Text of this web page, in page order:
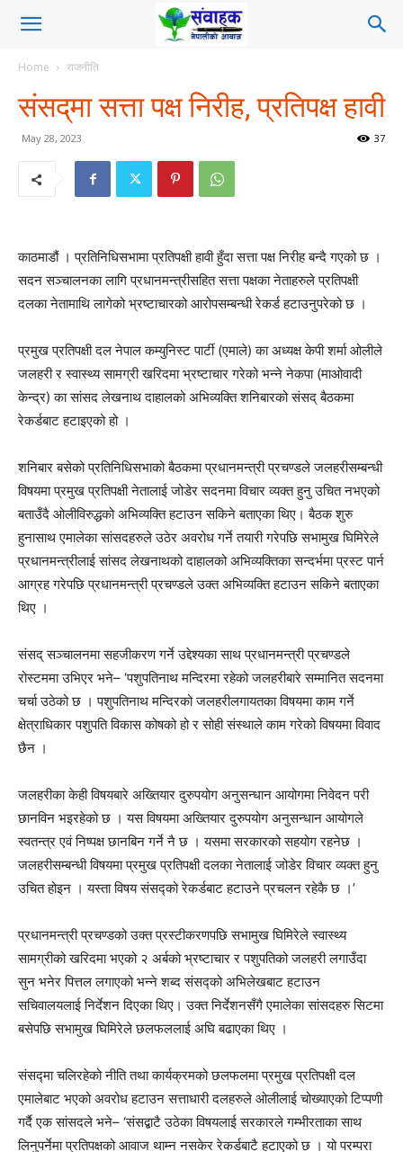
Home राजनीति
संसद्‌मा सत्ता पक्ष निरीह, प्रतिपक्ष हावी
May 28, 2023 37
काठमाडौं । प्रतिनिधिसभामा प्रतिपक्षी हावी हुँदा सत्ता पक्ष निरीह बन्दै गएको छ ।
सदन सञ्चालनका लागि प्रधानमन्त्रीसहित सत्ता पक्षका नेताहरुले प्रतिपक्षी
दलका नेतामाथि लागेको भ्रष्टाचारको आरोपसम्बन्धी रेकर्ड हटाउनुपरेको छ ।
प्रमुख प्रतिपक्षी दल नेपाल कम्युनिस्ट पार्टी (एमाले) का अध्यक्ष केपी शर्मा ओलीले
जलहरी र स्वास्थ्य सामग्री खरिदमा भ्रष्टाचार गरेको भन्ने नेकपा (माओवादी
केन्द्र) का सांसद लेखनाथ दाहालको अभिव्यक्ति शनिबारको संसद् बैठकमा
रेकर्डबाट हटाइएको हो ।
शनिबार बसेको प्रतिनिधिसभाको बैठकमा प्रधानमन्त्री प्रचण्डले जलहरीसम्बन्धी
विषयमा प्रमुख प्रतिपक्षी नेतालाई जोडेर सदनमा विचार व्यक्त हुनु उचित नभएको
बताउँदै ओलीविरुद्धको अभिव्यक्ति हटाउन सकिने बताएका थिए। बैठक शुरु
हुनासाथ एमालेका सांसदहरुले उठेर अवरोध गर्ने तयारी गरेपछि सभामुख घिमिरेले
प्रधानमन्त्रीलाई सांसद लेखनाथको दाहालको अभिव्यक्तिका सन्दर्भमा प्रस्ट पार्न
आग्रह गरेपछि प्रधानमन्त्री प्रचण्डले उक्त अभिव्यक्ति हटाउन सकिने बताएका
थिए ।
संसद् सञ्चालनमा सहजीकरण गर्ने उद्देश्यका साथ प्रधानमन्त्री प्रचण्डले
रोस्टममा उभिएर भने– ‘पशुपतिनाथ मन्दिरमा रहेको जलहरीबारे सम्मानित सदनमा
चर्चा उठेको छ । पशुपतिनाथ मन्दिरको जलहरीलगायतका विषयमा काम गर्ने
क्षेत्राधिकार पशुपति विकास कोषको हो र सोही संस्थाले काम गरेको विषयमा विवाद
छैन ।
जलहरीका केही विषयबारे अख्तियार दुरुपयोग अनुसन्धान आयोगमा निवेदन परी
छानविन भइरहेको छ । यस विषयमा अख्तियार दुरुपयोग अनुसन्धान आयोगले
स्वतन्त्र एवं निष्पक्ष छानबिन गर्ने नै छ । यसमा सरकारको सहयोग रहनेछ ।
जलहरीसम्बन्धी विषयमा प्रमुख प्रतिपक्षी दलका नेतालाई जोडेर विचार व्यक्त हुनु
उचित होइन । यस्ता विषय संसद्को रेकर्डबाट हटाउने प्रचलन रहेकै छ ।’
प्रधानमन्त्री प्रचण्डको उक्त प्रस्टीकरणपछि सभामुख घिमिरेले स्वास्थ्य
सामग्रीको खरिदमा भएको २ अर्बको भ्रष्टाचार र पशुपतिको जलहरी लगाउँदा
सुन भनेर पित्तल लगाएको भन्ने शब्द संसद्को अभिलेखबाट हटाउन
सचिवालयलाई निर्देशन दिएका थिए। उक्त निर्देशनसँगै एमालेका सांसदहरु सिटमा
बसेपछि सभामुख घिमिरेले छलफललाई अघि बढाएका थिए ।
संसद्मा चलिरहेको नीति तथा कार्यक्रमको छलफलमा प्रमुख प्रतिपक्षी दल
एमालेबाट भएको अवरोध हटाउन सत्ताधारी दलहरुले ओलीलाई चोख्याएको टिप्पणी
गर्दै एक सांसदले भने– ‘संसद्बाटै उठेका विषयलाई सरकारले गम्भीरताका साथ
लिनुपर्नेमा प्रतिपक्षको आवाज थाम्न नसकेर रेकर्डबाटै हटाएको छ । यो परम्परा